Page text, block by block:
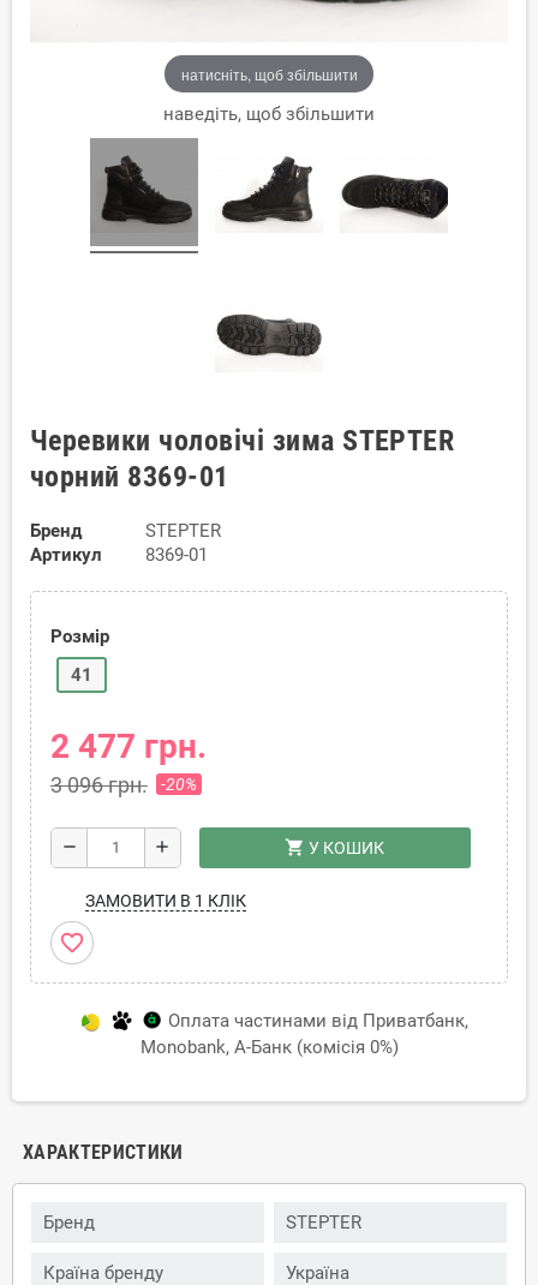
натисніть, щоб збільшити
наведіть, щоб збільшити
Черевики чоловічі зима STEPTER
чорний 8369-01
Бренд
STEPTER
Артикул
8369-01
Розмір
41
2 477 грн.
3 096 грн. -20%
remove add shopping_cart У КОШИК
ЗАМОВИТИ В 1 КЛІК
favorite_border
Оплата частинами від Приватбанк,
Monobank, А-Банк (комісія 0%)
ХАРАКТЕРИСТИКИ
Бренд STEPTER
Країна бренду Україна